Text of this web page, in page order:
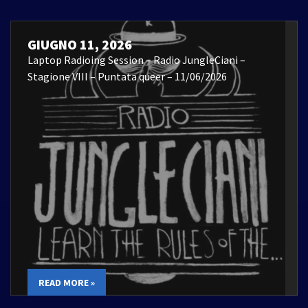
GIUGNO 11, 2026
Laptop Radioing Session – Radio JungleCiani –
Stagione VIII – Puntata queer – 11/06/2026
READ MORE »